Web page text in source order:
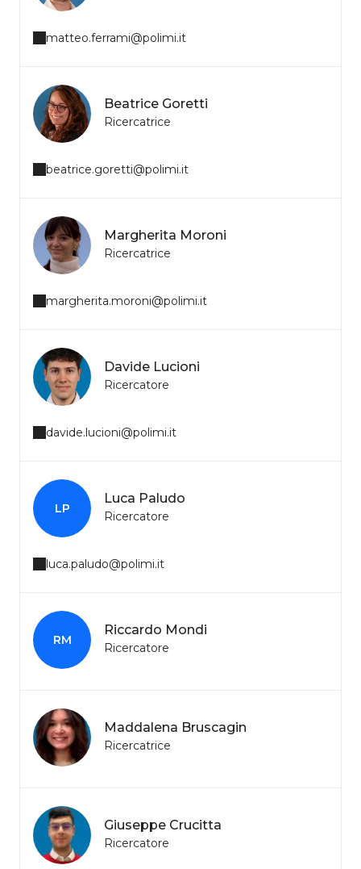
matteo.ferrami@polimi.it
Beatrice Goretti
Ricercatrice
beatrice.goretti@polimi.it
Margherita Moroni
Ricercatrice
margherita.moroni@polimi.it
Davide Lucioni
Ricercatore
davide.lucioni@polimi.it
LP
Luca Paludo
Ricercatore
luca.paludo@polimi.it
RM
Riccardo Mondi
Ricercatore
Maddalena Bruscagin
Ricercatrice
Giuseppe Crucitta
Ricercatore